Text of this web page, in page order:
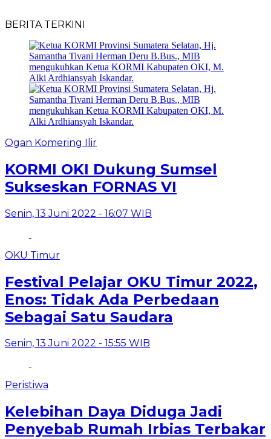
BERITA TERKINI
Ogan Komering Ilir
KORMI OKI Dukung Sumsel
Sukseskan FORNAS VI
Senin, 13 Juni 2022 - 16:07 WIB
OKU Timur
Festival Pelajar OKU Timur 2022,
Enos: Tidak Ada Perbedaan
Sebagai Satu Saudara
Senin, 13 Juni 2022 - 15:55 WIB
Peristiwa
Kelebihan Daya Diduga Jadi
Penyebab Rumah Irbias Terbakar